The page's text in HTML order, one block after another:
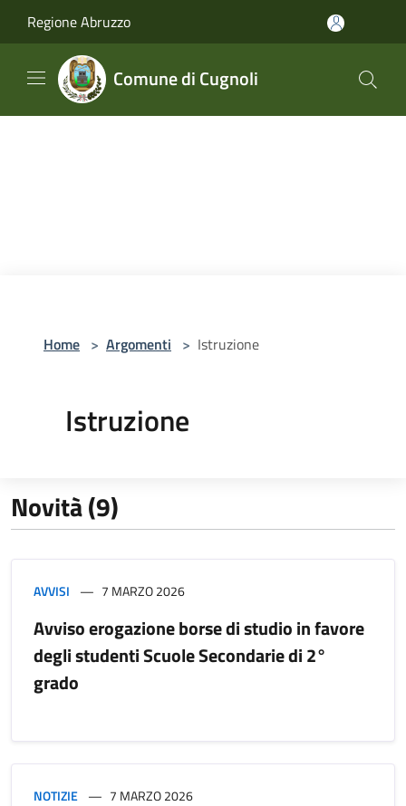
Regione Abruzzo
Comune di Cugnoli
Home > Argomenti > Istruzione
Istruzione
Novità (9)
AVVISI 7 MARZO 2026
Avviso erogazione borse di studio in favore
degli studenti Scuole Secondarie di 2°
grado
NOTIZIE 7 MARZO 2026